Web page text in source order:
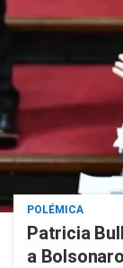
POLÉMICA
Patricia
a